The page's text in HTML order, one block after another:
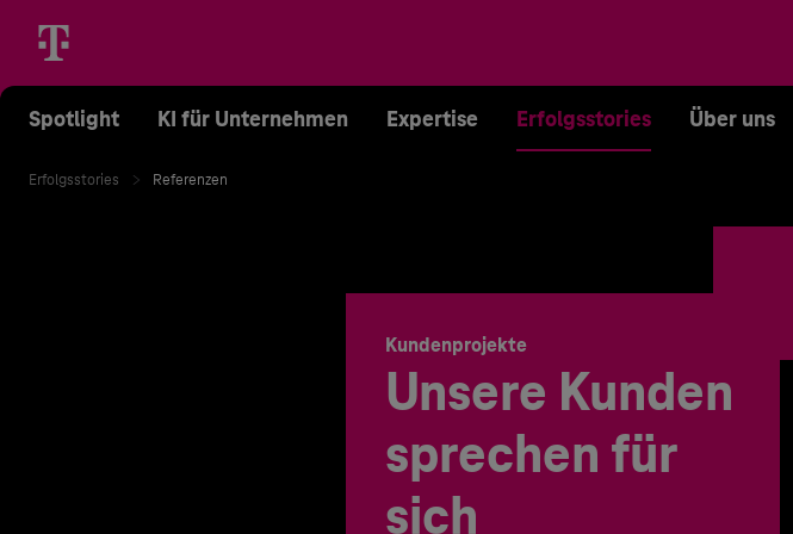
Spotlight KI für Unternehmen Expertise Erfolgsstories Über uns
Erfolgsstories Referenzen
Kundenprojekte
Unsere Kunden
sprechen für
sich